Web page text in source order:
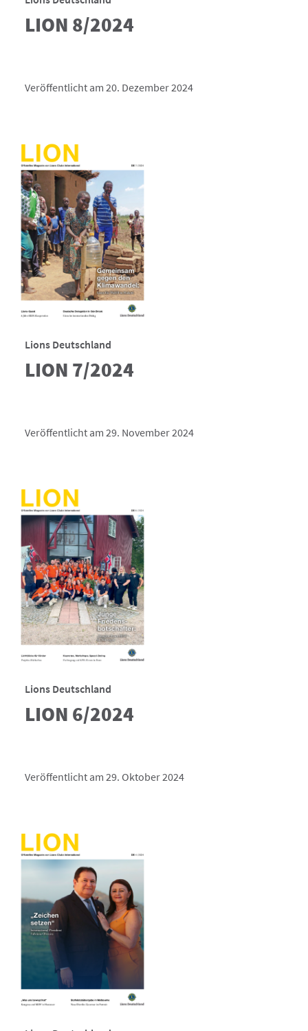
LION 8/2024
Veröffentlicht am 20. Dezember 2024
Lions Deutschland
LION 7/2024
Veröffentlicht am 29. November 2024
Lions Deutschland
LION 6/2024
Veröffentlicht am 29. Oktober 2024